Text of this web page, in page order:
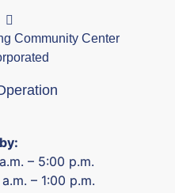
Community Center
– 5:00 p.m.
– 1:00 p.m.